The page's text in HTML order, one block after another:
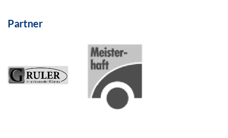
Partner